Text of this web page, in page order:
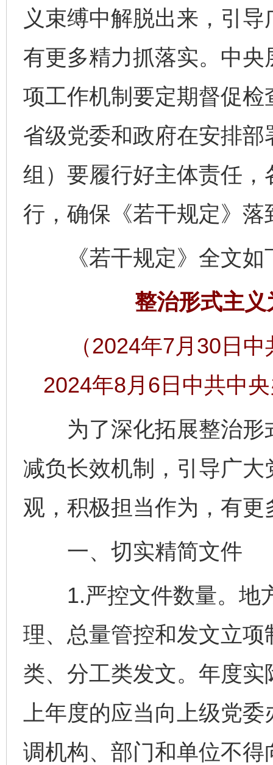
义束缚中解脱出来，引
有更多精力抓落实。中
项工作机制要定期督促
省级党委和政府在安排
组）要履行好主体责任
行，确保《若干规定》落
《若干规定》全文如
整治形式主
（2024年7月30日
2024年8月6日中共中
为了深化拓展整治形
减负长效机制，引导广
观，积极担当作为，有
一、切实精简文件
1.严控文件数量。地
理、总量管控和发文立
类、分工类发文。年度
上年度的应当向上级党
调机构、部门和单位不